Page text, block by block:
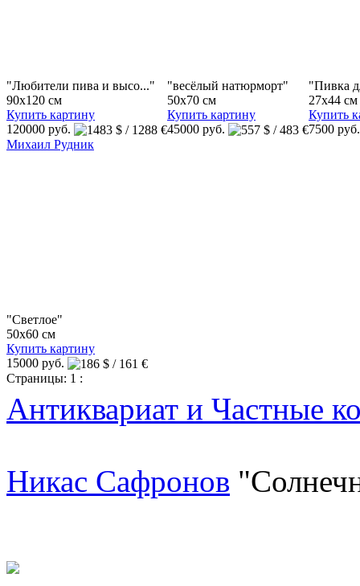
"Любители пива и высо..."
90x120 см
Купить картину
120000 руб.
"весёлый натюрморт"
50x70 см
Купить картину
45000 руб.
"Пивка
27x44 см
Купить
7500
Михаил Рудник
"Светлое"
50x60 см
Купить картину
15000 руб.
Страницы: 1 :
Антиквариат и Частные
Никас Сафронов